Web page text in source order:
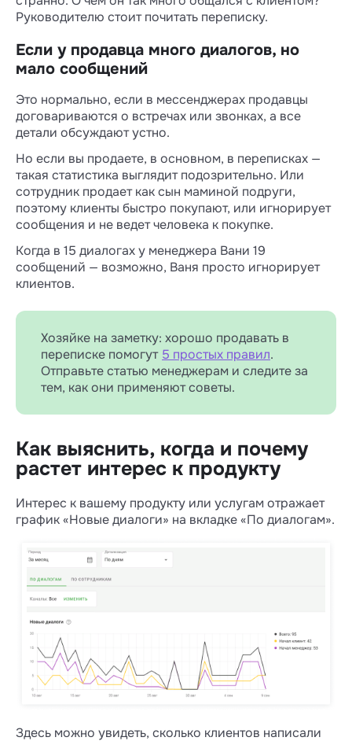
Руководителю стоит почитать переписку.
Если у продавца много диалогов, но
мало сообщений
Это нормально, если в мессенджерах продавцы
договариваются о встречах или звонках, а все
детали обсуждают устно.
Но если вы продаете, в основном, в переписках —
такая статистика выглядит подозрительно. Или
сотрудник продает как сын маминой подруги,
поэтому клиенты быстро покупают, или игнорирует
сообщения и не ведет человека к покупке.
Когда в 15 диалогах у менеджера Вани 19
сообщений — возможно, Ваня просто игнорирует
клиентов.
Хозяйке на заметку: хорошо продавать в
переписке помогут 5 простых правил.
Отправьте статью менеджерам и следите за
тем, как они применяют советы.
Как выяснить, когда и почему
растет интерес к продукту
Интерес к вашему продукту или услугам отражает
график «Новые диалоги» на вкладке «По диалогам».
Здесь можно увидеть, сколько клиентов написали